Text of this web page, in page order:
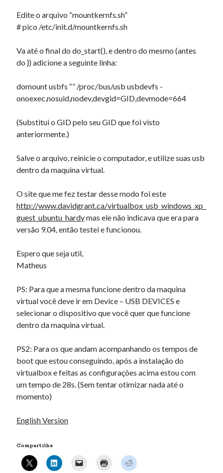
Edite o arquivo “mountkernfs.sh”
# pico /etc/init.d/mountkernfs.sh
Va até o final do do_start(), e dentro do mesmo (antes
do }) adicione a seguinte linha:
domount usbfs “” /proc/bus/usb usbdevfs -
onoexec,nosuid,nodev,devgid=GID,devmode=664
(Substitui o GID pelo seu GID que foi visto
anteriormente.)
Salve o arquivo, reinicie o computador, e utilize suas usb
dentro da maquina virtual.
O site que me fez testar desse modo foi este
http://www.davidgrant.ca/virtualbox_usb_windows_xp_
guest_ubuntu_hardymas ele não indicava que era para
versão 9.04, então testei e funcionou.
Espero que seja util,
Matheus
PS: Para que a mesma funcione dentro da maquina
virtual você deve ir em Device – USB DEVICES e
selecionar o dispositivo que você quer que funcione
dentro da maquina virtual.
PS2: Para os que andam acompanhando os tempos de
boot que estou conseguindo, após a instalação do
virtualbox e feitas as configurações acima estou com
um tempo de 28s. (Sem tentar otimizar nada até o
momento)
English Version
Compartilhe